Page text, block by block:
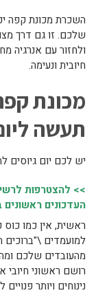
השכרת מכונת קפה
שלכם. זו גם דרך
ולחזור עם אנרגיה
חיובית ונעימה.
מכונת
תעשה
יש לכם יום גיוסים
>> להצטרפות
העדכונים
ראשית, אין כמו
למועמדים
מהעובדים שלכם
רושם ראשוני
נינוחים ויותר